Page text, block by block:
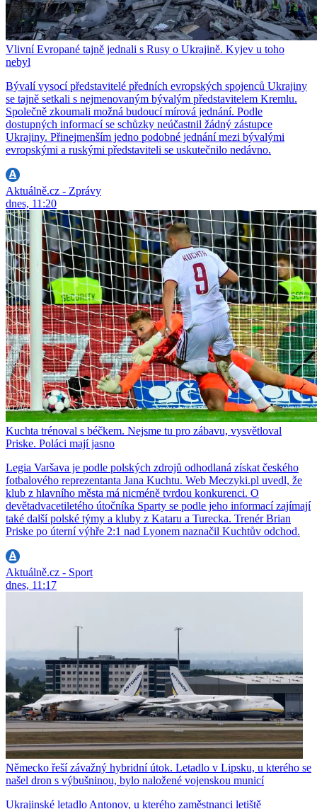
Vlivní Evropané tajně jednali s Rusy o Ukrajině. Kyjev u toho
nebyl
Bývalí vysocí představitelé předních evropských spojenců Ukrajiny
se tajně setkali s nejmenovaným bývalým představitelem Kremlu.
Společně zkoumali možná budoucí mírová jednání. Podle
dostupných informací se schůzky neúčastnil žádný zástupce
Ukrajiny. Přinejmenším jedno podobné jednání mezi bývalými
evropskými a ruskými představiteli se uskutečnilo nedávno.
Aktuálně.cz - Zprávy
dnes, 11:20
Kuchta trénoval s béčkem. Nejsme tu pro zábavu, vysvětloval
Priske. Poláci mají jasno
Legia Varšava je podle polských zdrojů odhodlaná získat českého
fotbalového reprezentanta Jana Kuchtu. Web Meczyki.pl uvedl, že
klub z hlavního města má nicméně tvrdou konkurenci. O
devětadvacetiletého útočníka Sparty se podle jeho informací zajímají
také další polské týmy a kluby z Kataru a Turecka. Trenér Brian
Priske po úterní výhře 2:1 nad Lyonem naznačil Kuchtův odchod.
Aktuálně.cz - Sport
dnes, 11:17
Německo řeší závažný hybridní útok. Letadlo v Lipsku, u kterého se
našel dron s výbušninou, bylo naložené vojenskou municí
Ukrajinské letadlo Antonov, u kterého zaměstnanci letiště